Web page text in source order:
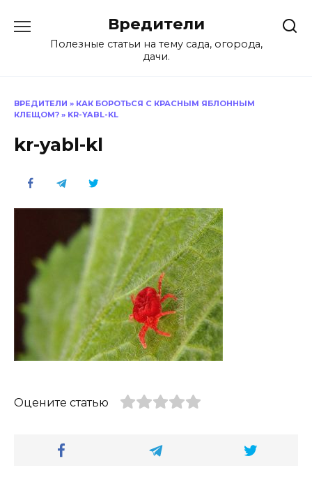
содержанию
Вредители
Полезные статьи на тему сада, огорода,
дачи.
ВРЕДИТЕЛИ » КАК БОРОТЬСЯ С КРАСНЫМ ЯБЛОННЫМ
КЛЕЩОМ? » KR-YABL-KL
kr-yabl-kl
Оцените статью